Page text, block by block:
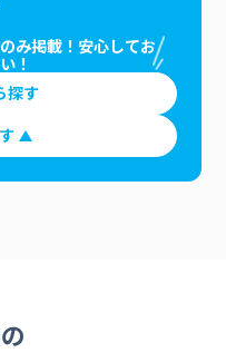
み掲載！安心してお
！
探す